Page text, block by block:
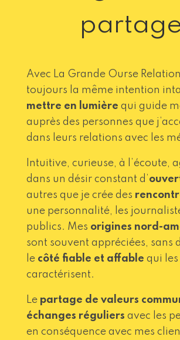
Avec La Grande Ourse
toujours la même intention
mettre en lumière qui guide
auprès des personnes que
dans leurs relations avec les
Intuitive, curieuse, à l’écoute,
dans un désir constant d’
autres que je crée des
une personnalité, les
publics. Mes origines nord-
sont souvent appréciées, sans
le côté fiable et affable qui les
caractérisent.
Le partage de valeurs
échanges réguliers avec les
en conséquence avec mes